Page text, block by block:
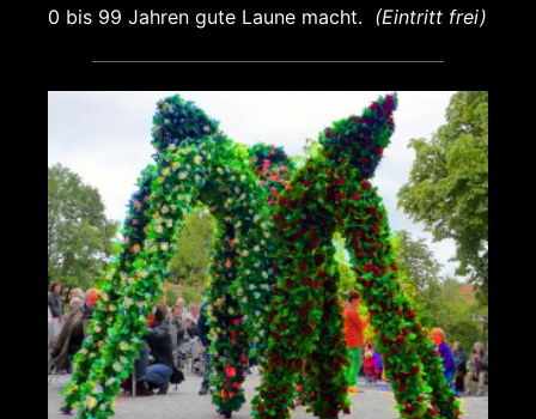
0 bis 99 Jahren gute Laune macht. (Eintritt frei)